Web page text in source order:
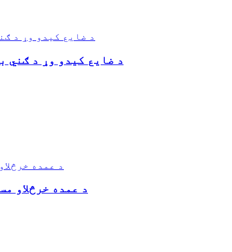
د ضایع کیدو وړ د ګني بګاس ۳ برخې د بایو تخریب وړ
د عمده خرڅلاو